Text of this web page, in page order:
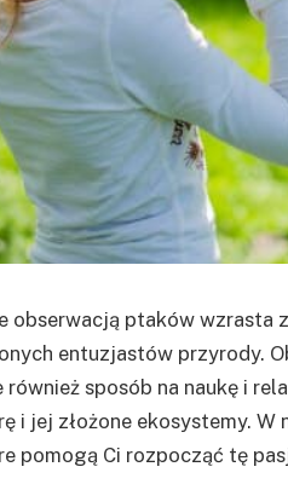
obserwacją ptaków wzrasta
entuzjastów przyrody.
sposób na naukę i
i jej złożone ekosystemy.
pomogą Ci rozpocząć tę